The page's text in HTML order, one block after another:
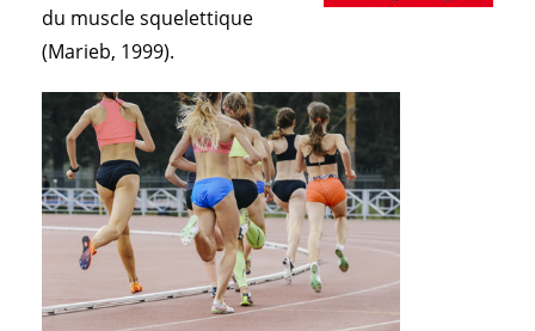
du muscle squelettique
(Marieb, 1999).